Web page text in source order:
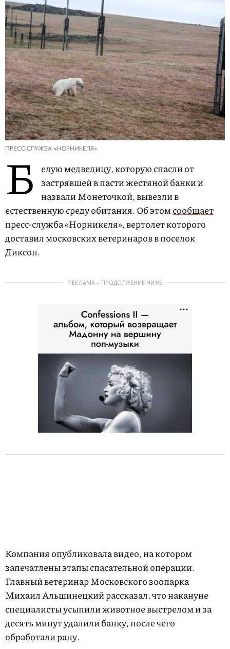
ПРЕСС-СЛУЖБА «НОРНИКЕЛЯ»
Б
елую медведицу, которую спасли от
застрявшей в пасти жестяной банки и
назвали Монеточкой, вывезли в
естественную среду обитания. Об этомсообщает
пресс-служба «Норникеля», вертолет которого
доставил московских ветеринаров в поселок
Диксон.
РЕКЛАМА – ПРОДОЛЖЕНИЕ НИЖЕ
Компания опубликовала видео, на котором
запечатлены этапы спасательной операции.
Главный ветеринар Московского зоопарка
Михаил Альшинецкий рассказал, что накануне
специалисты усыпили животное выстрелом и за
десять минут удалили банку, после чего
обработали рану.